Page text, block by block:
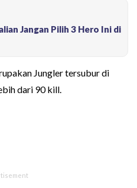
Jangan Pilih 3 Hero Ini di
Jungler tersubur di
dari 90 kill.